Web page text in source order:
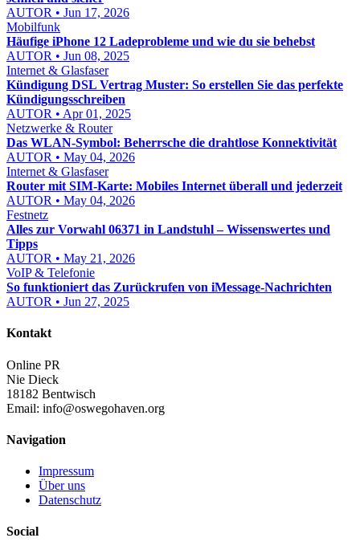
AUTOR • Jun 17, 2026
Mobilfunk
Häufige iPhone 12 Ladeprobleme und wie du sie behebst
AUTOR • Jun 08, 2025
Internet & Glasfaser
Kündigung DSL Vertrag Muster: So erstellen Sie das perfekte
Kündigungsschreiben
AUTOR • Apr 01, 2025
Netzwerke & Router
Das WLAN-Symbol: Beherrsche die drahtlose Konnektivität
AUTOR • May 04, 2026
Internet & Glasfaser
Router mit SIM-Karte: Mobiles Internet überall und jederzeit
AUTOR • May 04, 2026
Festnetz
Alles zur Vorwahl 06371 in Landstuhl – Wissenswertes und
Tipps
AUTOR • May 21, 2026
VoIP & Telefonie
So funktioniert das Zurückrufen von iMessage-Nachrichten
AUTOR • Jun 27, 2025
Kontakt
Online PR
Nie Dieck
18182 Bentwisch
Email: info@oswegohaven.org
Navigation
Impressum
Über uns
Datenschutz
Social